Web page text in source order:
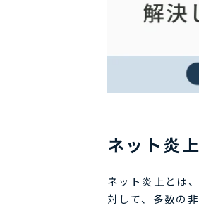
ネット炎
ネット炎上とは
対して、多数の